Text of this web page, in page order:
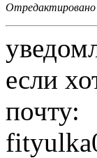
если
почту: